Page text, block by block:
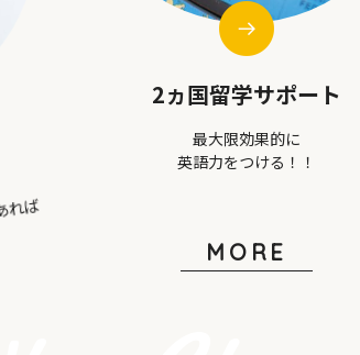
無料フルサポート
各国の直営現地オフィスとの連携で
よりスムーズに、より安く
MORE